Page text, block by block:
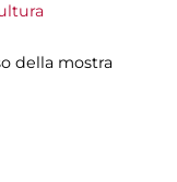
della mostra